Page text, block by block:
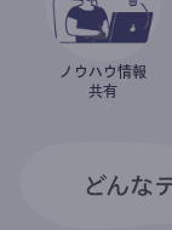
ノウハウ情報
共有